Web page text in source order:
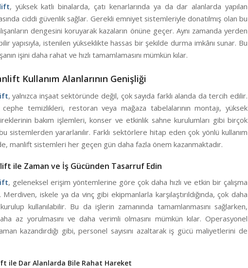
, yüksek katlı binalarda, çatı kenarlarında ya da dar alanlarda yapılan
ciddi güvenlik sağlar. Gerekli emniyet sistemleriyle donatılmış olan bu
dengesini koruyarak kazaların önüne geçer. Aynı zamanda yerden
yapısıyla, istenilen yükseklikte hassas bir şekilde durma imkânı sunar. Bu
işini daha rahat ve hızlı tamamlamasını mümkün kılar.
Kullanım Alanlarının Genişliği
, yalnızca inşaat sektöründe değil, çok sayıda farklı alanda da tercih edilir.
temizlikleri, restoran veya mağaza tabelalarının montajı, yüksek
bakım işlemleri, konser ve etkinlik sahne kurulumları gibi birçok
sistemlerden yararlanılır. Farklı sektörlere hitap eden çok yönlü kullanım
manlift sistemleri her geçen gün daha fazla önem kazanmaktadır.
ile Zaman ve İş Gücünden Tasarruf Edin
, geleneksel erişim yöntemlerine göre çok daha hızlı ve etkin bir çalışma
Merdiven, iskele ya da vinç gibi ekipmanlarla karşılaştırıldığında, çok daha
kullanılabilir. Bu da işlerin zamanında tamamlanmasını sağlarken,
az yorulmasını ve daha verimli olmasını mümkün kılar. Operasyonel
kazandırdığı gibi, personel sayısını azaltarak iş gücü maliyetlerini de
ile Dar Alanlarda Bile Rahat Hareket